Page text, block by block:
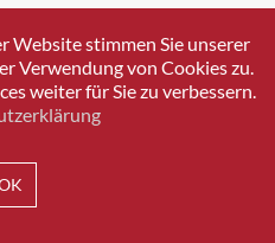
Website stimmen Sie unserer
Verwendung von Cookies zu.
weiter für Sie zu verbessern.